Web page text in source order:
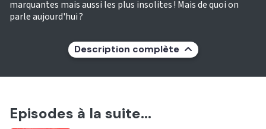
marquantes mais aussi les plus insolites ! Mais de quoi on
parle aujourd'hui ?
Description complète
Episodes à la suite...